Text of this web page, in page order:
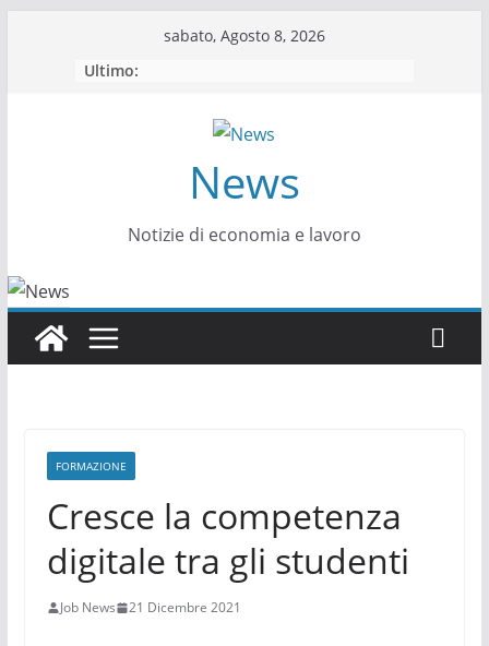
sabato, Agosto 8, 2026
Ultimo:
News
Notizie di economia e lavoro
FORMAZIONE
Cresce la competenza
digitale tra gli studenti
Job News 21 Dicembre 2021